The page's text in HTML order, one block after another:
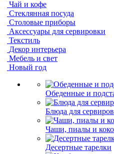
Чай и кофе
Стеклянная посуда
Столовые приборы
Аксессуары для сервировки
Текстиль
Декор интерьера
Мебель и свет
Новый год
Обеденные и
Блюда для
Чаши, пиалы и
Десертные тарелки